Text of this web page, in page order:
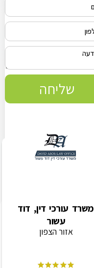
שליחה
משרד עורכי דין, דוד
עשור
אזור הצפון